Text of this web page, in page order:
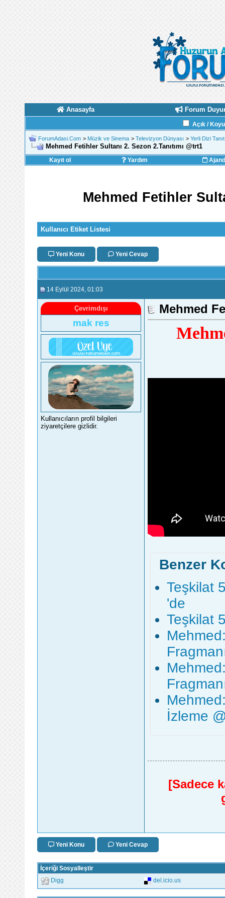
Anasayfa Forum
Açık /
ForumAdasi.Com > Müzik ve Sinema > Televizyon Dünyası > Yerli Dizi
Mehmed Fetihler Sultanı 2. Sezon 2.Tanıtımı ‪@trt1‬
Kayıt ol Yardım
Mehmed Fetihler
Kullanıcı Etiket Listesi
Yeni Konu Yeni Cevap
14 Eylül 2024 , 01:03
Çevrimdışı
mak res
Kullanıcıların profil bilgileri
ziyaretçilere gizlidir.
Mehmed
Benzer
Teşkilat
'de
Teşkilat
İzleme
[Sadece
Yeni Konu Yeni Cevap
İçeriği Sosyalleştir
Digg del.icio.us